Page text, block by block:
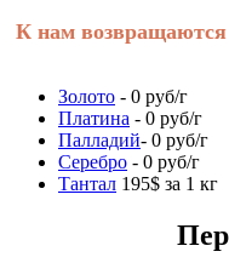
К нам
Золото - 0 руб/г
Платина - 0 руб/г
Палладий- 0 руб/г
Серебро - 0 руб/г
Тантал 195$ за 1 кг
Первая